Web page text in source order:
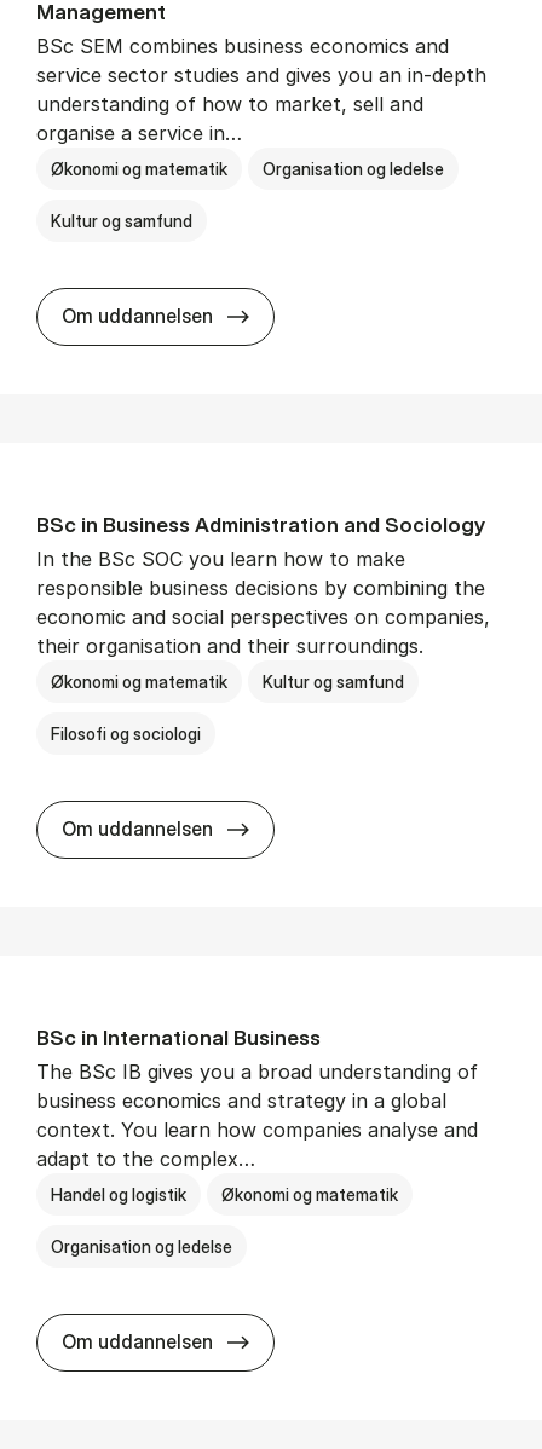
Man­age­ment
BSc SEM combines business economics and
service sector studies and gives you an in-depth
understanding of how to market, sell and
organise a service in…
Økonomi og matematik Organisation og ledelse
Kultur og samfund
Om uddannelsen BSc in Busi­ness Ad­min­is­tra­tion
BSc in Busi­ness Ad­min­is­tra­tion and So­ci­ology
In the BSc SOC you learn how to make
responsible business decisions by combining the
economic and social perspectives on companies,
their organisation and their surroundings.
Økonomi og matematik Kultur og samfund
Filosofi og sociologi
Om uddannelsen BSc in Busi­ness Ad­min­is­tra­tion
BSc in In­ter­na­tion­al Busi­ness
The BSc IB gives you a broad understanding of
business economics and strategy in a global
context. You learn how companies analyse and
adapt to the complex…
Handel og logistik Økonomi og matematik
Organisation og ledelse
Om uddannelsen BSc in In­ter­na­tion­al Busi­ness